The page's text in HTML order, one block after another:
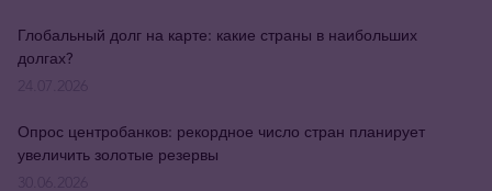
Глобальный долг на карте: какие страны в наибольших
долгах?
Опрос центробанков: рекордное число стран планирует
увеличить золотые резервы